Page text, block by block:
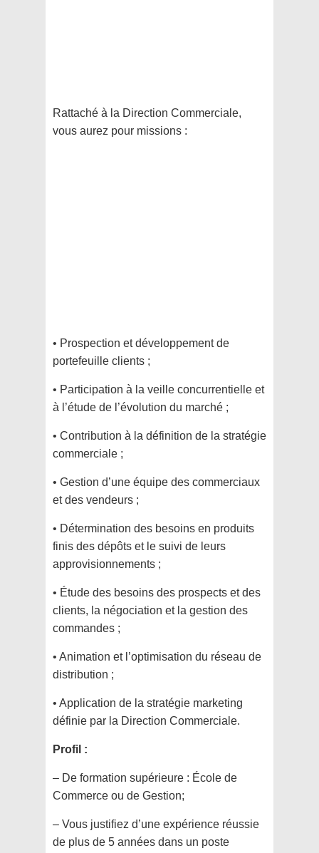
Rattaché à la Direction Commerciale,
vous aurez pour missions :
• Prospection et développement de
portefeuille clients ;
• Participation à la veille concurrentielle et
à l’étude de l’évolution du marché ;
• Contribution à la définition de la stratégie
commerciale ;
• Gestion d’une équipe des commerciaux
et des vendeurs ;
• Détermination des besoins en produits
finis des dépôts et le suivi de leurs
approvisionnements ;
• Étude des besoins des prospects et des
clients, la négociation et la gestion des
commandes ;
• Animation et l’optimisation du réseau de
distribution ;
• Application de la stratégie marketing
définie par la Direction Commerciale.
Profil :
– De formation supérieure : École de
Commerce ou de Gestion;
– Vous justifiez d’une expérience réussie
de plus de 5 années dans un poste